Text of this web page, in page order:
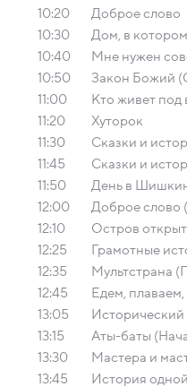
10:20
Доброе слово
10:30
Дом, в
10:40
Мне нужен
10:50
Закон Божий
11:00
Кто живет под
11:20
Хуторок
11:30
Сказки и
11:45
Сказки и
11:50
День в
12:00
Доброе слово
12:10
Остров
12:25
Грамотные
12:35
Мультстрана
12:45
Едем, плаваем,
13:05
13:15
Аты-баты
13:30
Мастера и
13:45
История